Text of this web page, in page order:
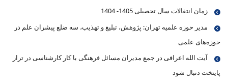
زمان انتقالات سال تحصیلی 1405- 1404
مدیر حوزه علمیه تهران: پژوهش، تبلیغ و تهذیب، سه ضلع پیشران علم در
حوزه‌های علمی
آیت الله اعرافی در جمع مدیران مسائل فرهنگی با کار کارشناسی در تراز
پایتخت دنبال شود